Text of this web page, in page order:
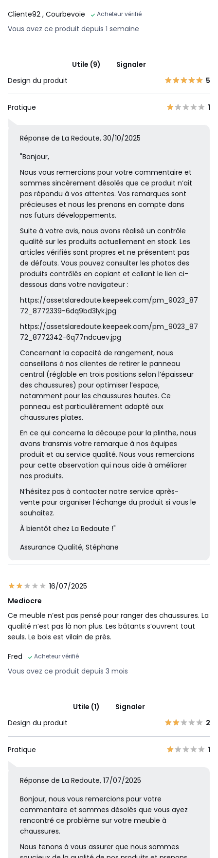
Cliente92 , Courbevoie Acheteur vérifié
Vous avez ce produit depuis 1 semaine
Utile (9)
Signaler
Design du produit
5
Pratique 1
Réponse de La Redoute, 30/10/2025
"Bonjour,
Nous vous remercions pour votre commentaire et
sommes sincèrement désolés que ce produit n’ait
pas répondu à vos attentes. Vos remarques sont
précieuses et nous les prenons en compte dans
nos futurs développements.
Suite à votre avis, nous avons réalisé un contrôle
qualité sur les produits actuellement en stock. Les
articles vérifiés sont propres et ne présentent pas
de défauts. Vous pouvez consulter les photos des
produits contrôlés en copiant et collant le lien ci-
dessous dans votre navigateur :
https://assetslaredoute.keepeek.com/pm_9023_87
72_8772339-6dq9bd3lyk.jpg
https://assetslaredoute.keepeek.com/pm_9023_87
72_8772342-6q77ndcuev.jpg
Concernant la capacité de rangement, nous
conseillons à nos clientes de retirer le panneau
central (réglable en trois positions selon l’épaisseur
des chaussures) pour optimiser l’espace,
notamment pour les chaussures hautes. Ce
panneau est particulièrement adapté aux
chaussures plates.
En ce qui concerne la découpe pour la plinthe, nous
avons transmis votre remarque à nos équipes
produit et au service qualité. Nous vous remercions
pour cette observation qui nous aide à améliorer
nos produits.
N’hésitez pas à contacter notre service après-
vente pour organiser l’échange du produit si vous le
souhaitez.
À bientôt chez La Redoute !"
Assurance Qualité, Stéphane
16/07/2025
Mediocre
Ce meuble n’est pas pensé pour ranger des chaussures. La
qualité n’est pas là non plus. Les bâtants s’ouvrent tout
seuls. Le bois est vilain de près.
Fred
Acheteur vérifié
Vous avez ce produit depuis 3 mois
Utile (1)
Signaler
Design du produit
2
Pratique 1
Réponse de La Redoute, 17/07/2025
Bonjour, nous vous remercions pour votre
commentaire et sommes désolés que vous ayez
rencontré ce problème sur votre meuble à
chaussures.
Nous tenons à vous assurer que nous sommes